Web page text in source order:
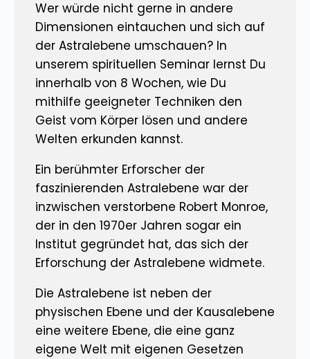
Wer würde nicht gerne in andere
Dimensionen eintauchen und sich auf
der Astralebene umschauen? In
unserem spirituellen Seminar lernst Du
innerhalb von 8 Wochen, wie Du
mithilfe geeigneter Techniken den
Geist vom Körper lösen und andere
Welten erkunden kannst.
Ein berühmter Erforscher der
faszinierenden Astralebene war der
inzwischen verstorbene Robert Monroe,
der in den 1970er Jahren sogar ein
Institut gegründet hat, das sich der
Erforschung der Astralebene widmete.
Die Astralebene ist neben der
physischen Ebene und der Kausalebene
eine weitere Ebene, die eine ganz
eigene Welt mit eigenen Gesetzen